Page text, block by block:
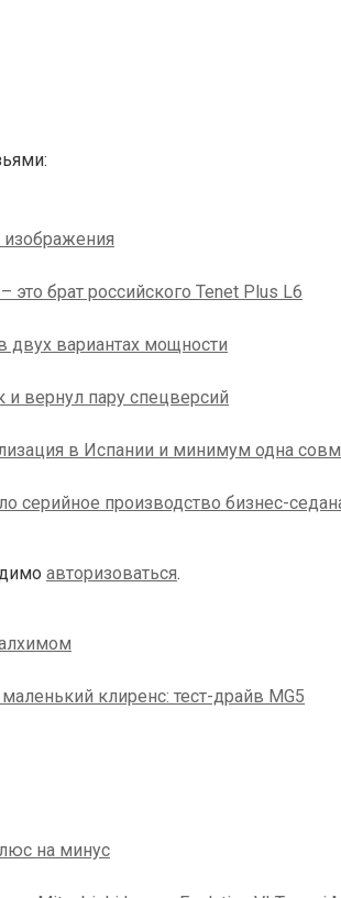
это брат российского Tenet Plus L6
вариантах мощности
и вернул пару спецверсий
в Испании и минимум одна
серийное производство бизнес-
авторизоваться.
клиренс: тест-драйв MG5
на минус